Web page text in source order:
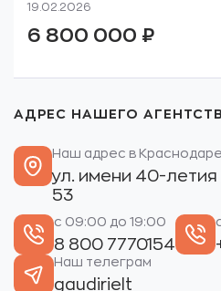
19.02.2026
6 800 000 ₽
АДРЕС НАШЕГО
Наш адрес в Краснодаре
ул. имени 40-
53
с 09:00 до 19:00
8 800 7770154
Наш телеграм
gaudirielt